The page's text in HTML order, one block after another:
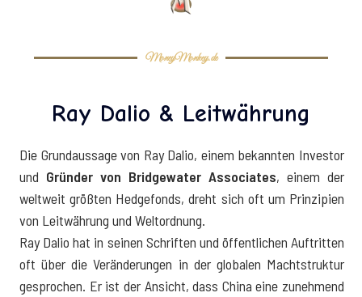
MoneyMonkey.de
Ray Dalio & Leitwährung
Die Grundaussage von Ray Dalio, einem bekannten Investor
und Gründer von Bridgewater Associates, einem der
weltweit größten Hedgefonds, dreht sich oft um Prinzipien
von Leitwährung und Weltordnung.
Ray Dalio hat in seinen Schriften und öffentlichen Auftritten
oft über die Veränderungen in der globalen Machtstruktur
gesprochen. Er ist der Ansicht, dass China eine zunehmend